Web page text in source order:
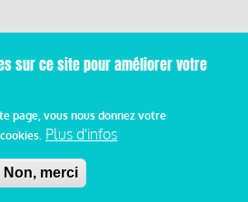
Social - Réalisé parCafffeine
condition générale d’utilisation et
d’abonnement
sur ce site pour améliorer votre
page, vous nous donnez votre
Plus d'infos
Non, merci